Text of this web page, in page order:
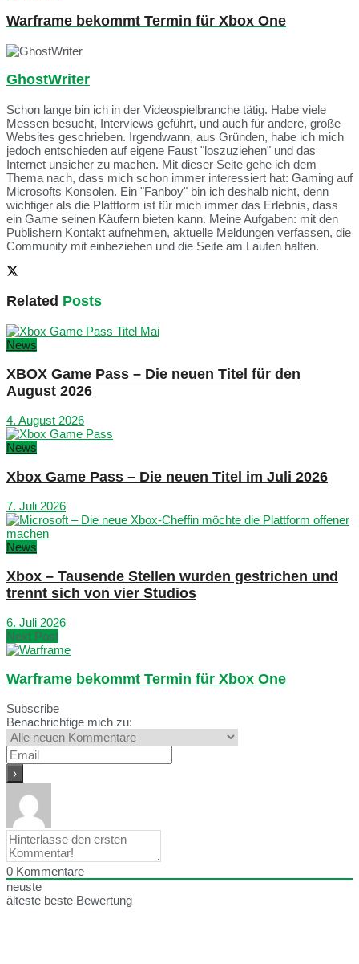
Warframe bekommt Termin für Xbox One
GhostWriter
Schon lange bin ich in der Videospielbranche tätig. Habe viele
Messen besucht, Interviews geführt, und auch für andere, große
Websites geschrieben. Irgendwann, aus Gründen, habe ich mich
jedoch entschieden auf eigene Faust "loszuziehen" und das
Internet unsicher zu machen. Mit dieser Seite gehe ich dem
Thema nach, dass mich schon immer interessiert hat: Gaming auf
Microsofts Konsolen. Ein "Fanboy" bin ich deshalb nicht, denn
wichtiger als die Plattform ist für mich immer das Erlebnis, dass
ein Game seinen Käufern bieten kann. Meine Aufgaben: mit den
Publishern Kontakt aufnehmen, aktuelle Meldungen verfassen, die
Community mit einbeziehen und die Seite am Laufen halten.
Related Posts
News
XBOX Game Pass – Die neuen Titel für den
August 2026
4. August 2026
News
Xbox Game Pass – Die neuen Titel im Juli 2026
7. Juli 2026
News
Xbox – Tausende Stellen wurden gestrichen und
trennt sich von vier Studios
6. Juli 2026
Next Post
Warframe bekommt Termin für Xbox One
Subscribe
Benachrichtige mich zu:
0 Kommentare
neuste
älteste beste Bewertung